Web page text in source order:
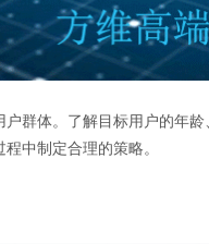
群体。了解目标用户的年
中制定合理的策略。